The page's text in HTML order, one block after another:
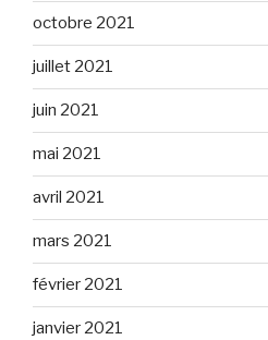
octobre 2021
juillet 2021
juin 2021
mai 2021
avril 2021
mars 2021
février 2021
janvier 2021